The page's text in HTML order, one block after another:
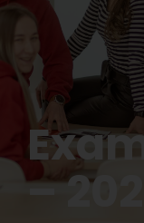
– 2025